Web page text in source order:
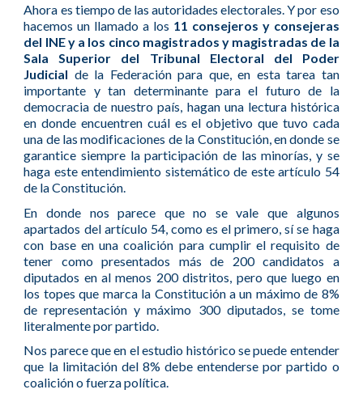
Ahora es tiempo de las autoridades electorales. Y por eso
hacemos un llamado a los 11 consejeros y consejeras
del INE y a los cinco magistrados y magistradas de la
Sala Superior del Tribunal Electoral del Poder
Judicial de la Federación para que, en esta tarea tan
importante y tan determinante para el futuro de la
democracia de nuestro país, hagan una lectura histórica
en donde encuentren cuál es el objetivo que tuvo cada
una de las modificaciones de la Constitución, en donde se
garantice siempre la participación de las minorías, y se
haga este entendimiento sistemático de este artículo 54
de la Constitución.
En donde nos parece que no se vale que algunos
apartados del artículo 54, como es el primero, sí se haga
con base en una coalición para cumplir el requisito de
tener como presentados más de 200 candidatos a
diputados en al menos 200 distritos, pero que luego en
los topes que marca la Constitución a un máximo de 8%
de representación y máximo 300 diputados, se tome
literalmente por partido.
Nos parece que en el estudio histórico se puede entender
que la limitación del 8% debe entenderse por partido o
coalición o fuerza política.